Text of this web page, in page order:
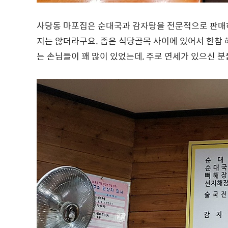
사당동 마포집은 순대국과 감자탕을 전문적으로 판
지는 않더라구요. 좁은 식당골목 사이에 있어서 한
는 손님들이 꽤 많이 있었는데, 주로 연세가 있으신